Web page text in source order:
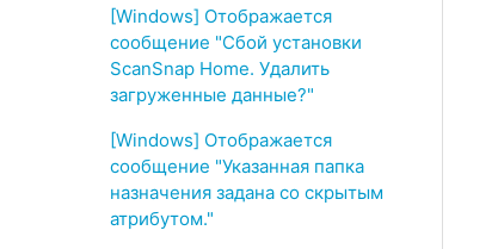
[Windows] Отображается
сообщение "Сбой установки
ScanSnap Home. Удалить
загруженные данные?"
[Windows] Отображается
сообщение "Указанная папка
назначения задана со скрытым
атрибутом."